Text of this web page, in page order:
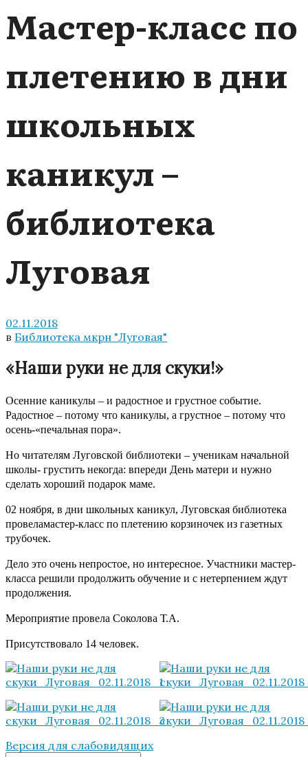
Мастер-класс по
плетению в дни
школьных
каникул –
библиотека
Луговая
02.11.2018
в Библиотека мкрн "Луговая"
«Наши руки не для скуки!»
Осенние каникулы – и радостное и грустное событие.
Радостное – потому что каникулы, а грустное – потому что
осень-«печальная пора».
Но читателям Луговской библиотеки – ученикам начальной
школы- грустить некогда: впереди День матери и нужно
сделать хороший подарок маме.
02 ноября, в дни школьных каникул, Луговская библиотека
провеламастер-класс по плетению корзиночек из газетных
трубочек.
Дело это очень непростое, но интересное. Участники мастер-
класса решили продолжить обучение и с нетерпением ждут
продолжения.
Мероприятие провела Соколова Т.А.
Присутствовало 14 человек.
Версия для слабовидящих